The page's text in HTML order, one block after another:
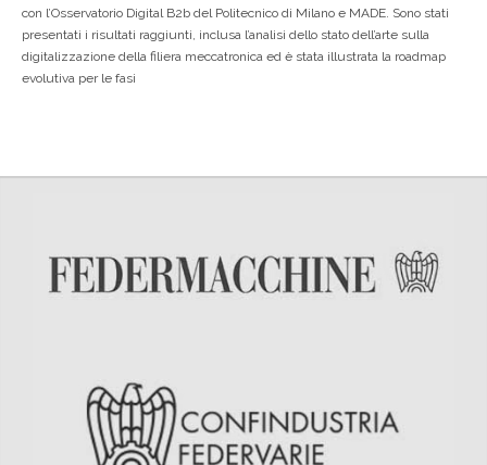
con l’Osservatorio Digital B2b del Politecnico di Milano e MADE. Sono stati
presentati i risultati raggiunti, inclusa l’analisi dello stato dell’arte sulla
digitalizzazione della filiera meccatronica ed è stata illustrata la roadmap
evolutiva per le fasi